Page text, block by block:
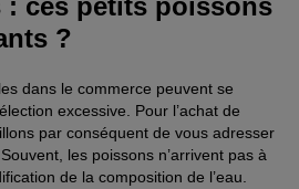
?
dans le commerce peuvent se
excessive. Pour l’achat de
par conséquent de vous adresser
les poissons n’arrivent pas à
de la composition de l’eau.